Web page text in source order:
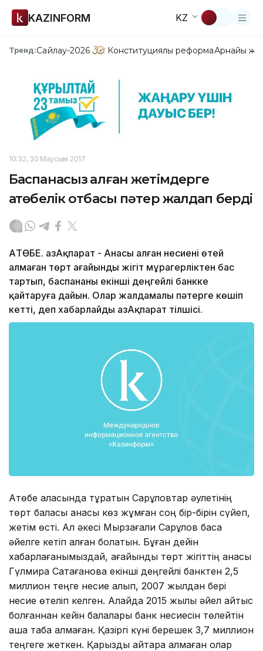
KAZINFORM KZ
Тренд:Сайлау-2026 Конституциялық реформаАрнайы
10:32, 30 Маусым 2017
Баспанасыз қалған жетімдерге
ақтөбелік отбасы пәтер жалдап берді
АҚТӨБЕ. ҚазАқпарат - Анасы алған несиені өтей
алмаған төрт ағайынды жігіт мұрагерліктен бас
тартып, баспананы екінші деңгейлі банкке
қайтаруға дайын. Олар жалдамалы пәтерге көшіп
кетті, деп хабарлайды ҚазАқпарат тілшісі.
Ақтөбе қаласында тұратын Сарқұловтар әулетінің
төрт баласы анасы көз жұмған соң бір-бірін сүйеп,
жетім өсті. Ал әкесі Мырзағали Сарқұлов басқа
әйелге кетіп қалған болатын. Бұған дейін
хабарлағанымыздай, ағайынды төрт жігіттің анасы
Гүлмира Сақтағанова екінші деңгейлі банктен 2,5
миллион теңге несие алып, 2007 жылдан бері
несие өтеліп келген. Алайда 2015 жылы әйел қайтыс
болғаннан кейін балалары банк несиесін төлейтін
ақша таба алмаған. Қазіргі күні берешек 3,7 миллион
теңгеге жеткен. Қарызды қайтара алмаған олар